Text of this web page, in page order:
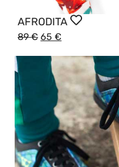
AFRODITA
89€ 65 €